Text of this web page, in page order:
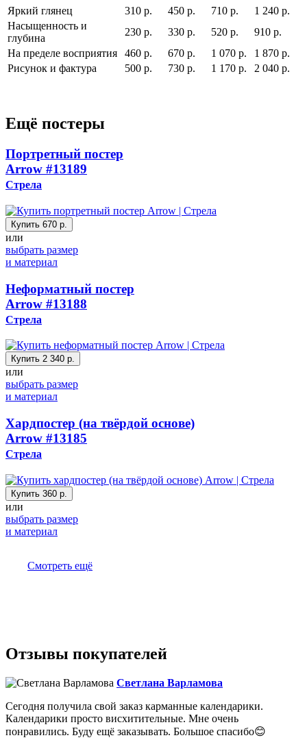
Яркий глянец 310 р. 450 р. 710 р.
1 240 р.
Насыщенность и
глубина
230 р. 330 р. 520 р.
910 р.
На пределе восприятия
460 р. 670 р. 1 070 р.
1 870 р.
Рисунок и фактура
500 р. 730 р. 1 170 р. 2 040 р.
Ещё постеры
Портретный постер
Arrow #13189
Стрела
Купить 670 р.
или
выбрать размер
и материал
Неформатный постер
Arrow #13188
Стрела
Купить 2 340 р.
или
выбрать размер
и материал
Хардпостер (на твёрдой основе)
Arrow #13185
Стрела
Купить 360 р.
или
выбрать размер
и материал
Смотреть ещё
Отзывы покупателей
Светлана Варламова
Сегодня получила свой заказ карманные календарики.
Календарики просто висхитительные. Мне очень
понравились. Буду ещё заказывать. Большое спасибо😊